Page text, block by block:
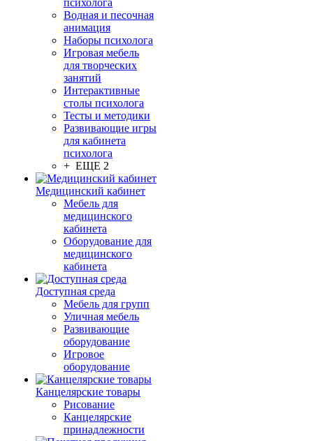
психолога
Водная и песочная
анимация
Наборы психолога
Игровая мебель
для творческих
занятий
Интерактивные
столы психолога
Тесты и методики
Развивающие игры
для кабинета
психолога
+ ЕЩЕ 2
Медицинский кабинет
Мебель для
медицинского
кабинета
Оборудование для
медицинского
кабинета
Доступная среда
Мебель для групп
Уличная мебель
Развивающие
оборудование
Игровое
оборудование
Канцелярские товары
Рисование
Канцелярские
принадлежности